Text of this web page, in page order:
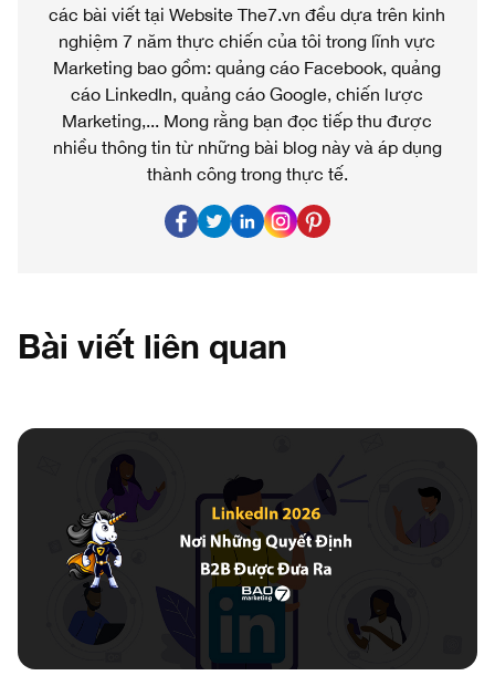
các bài viết tại Website The7.vn đều dựa trên kinh
nghiệm 7 năm thực chiến của tôi trong lĩnh vực
Marketing bao gồm: quảng cáo Facebook, quảng
cáo LinkedIn, quảng cáo Google, chiến lược
Marketing,... Mong rằng bạn đọc tiếp thu được
nhiều thông tin từ những bài blog này và áp dụng
thành công trong thực tế.
Bài viết liên quan